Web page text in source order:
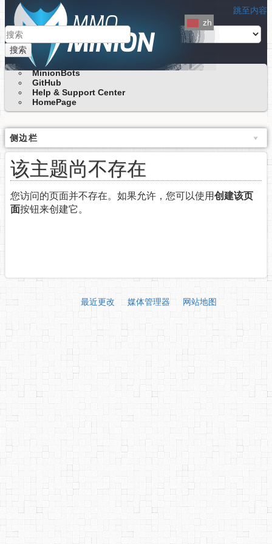
跳至内容
搜索
zh
MinionBots
GitHub
Help & Support Center
HomePage
侧边栏
该主题尚不存在
您访问的页面并不存在。如果允许，您可以使用创建该页
面按钮来创建它。
最近更改 媒体管理器 网站地图